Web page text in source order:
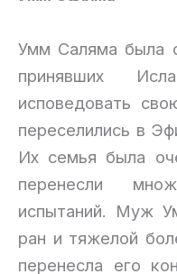
Умм Саляма была
принявших
исповедовать
переселились в
Их семья была
перенесли
испытаний. Муж
ран и тяжелой
перенесла его